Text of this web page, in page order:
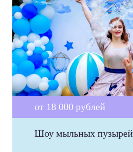
от 18 000 рублей
Шоу мыльных пузырей